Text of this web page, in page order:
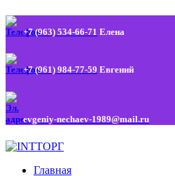
+7 (963) 534-66-71 Елена
+7 (961) 984-77-59 Евгений
evgeniy-nechaev-1989@mail.ru
Главная